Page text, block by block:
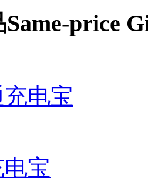
Same-price
电宝
宝